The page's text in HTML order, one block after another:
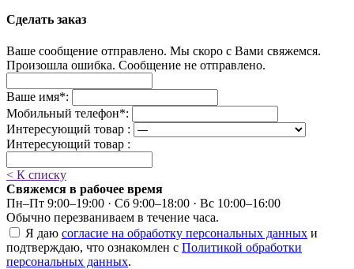
Сделать заказ
Ваше сообщение отправлено. Мы скоро с Вами свяжемся.
Произошла ошибка. Сообщение не отправлено.
Ваше имя*:
Мобильный телефон*:
Интересующий товар :
Интересующий товар :
< К списку
Свяжемся в рабочее время
Пн–Пт 9:00–19:00 · Сб 9:00–18:00 · Вс 10:00–16:00
Обычно перезваниваем в течение часа.
Я даю согласие на обработку персональных данных и
подтверждаю, что ознакомлен с Политикой обработки
персональных данных.